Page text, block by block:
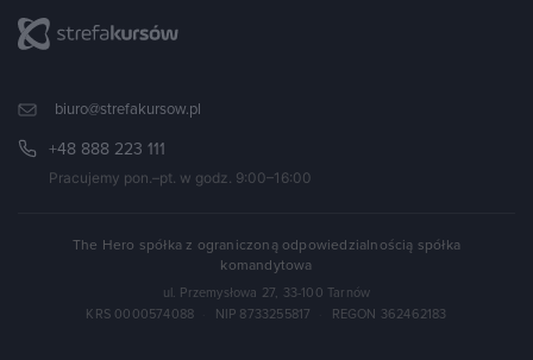
biuro@strefakursow.pl
+48 888 223 111
Pracujemy pon.–pt. w godz. 9:00–16:00
The Hero spółka z ograniczoną odpowiedzialnością spółka
komandytowa
ul. Przemysłowa 27, 33-100 Tarnów
KRS 0000574088
NIP 8733255817 REGON 362462183